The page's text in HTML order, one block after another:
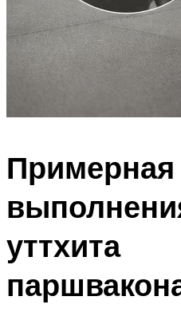
Примерная
уттхита